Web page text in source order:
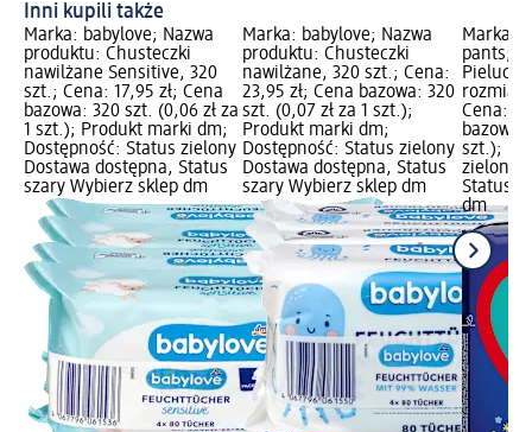
Inni kupili także
Marka: babylove; Nazwa
produktu: Chusteczki
nawilżane Sensitive, 320
szt.; Cena: 17,95 zł; Cena
bazowa: 320 szt. (0,06 zł za
1 szt.); Produkt marki dm;
Dostępność: Status zielony
Dostawa dostępna, Status
szary Wybierz sklep dm
Marka: babylove; Nazwa
produktu: Chusteczki
nawilżane, 320 szt.; Cena:
23,95 zł; Cena bazowa: 320
szt. (0,07 zł za 1 szt.);
Produkt marki dm;
Dostępność: Status zielony
Dostawa dostępna, Status
szary Wybierz sklep dm
Marka:
pants;
rozmiar
Cena:
bazowa:
szt.);
zielony
Status
dm